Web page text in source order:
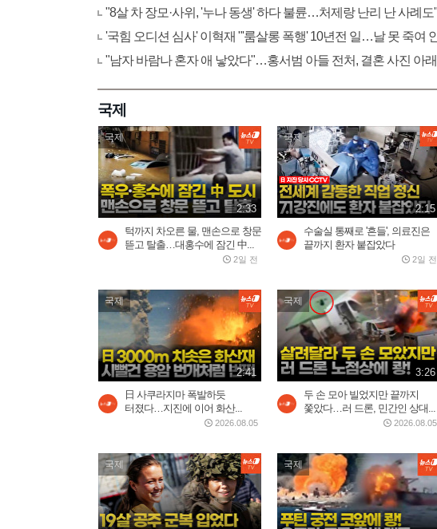
"8살 차 장모·사위, '누나 동생' 하다 불륜…처제랑 난리 난 사례도"
'국힘 오디션 심사' 이혁재 "'룸살롱 폭행' 10년전 일…날 못 죽여
"남자 바람나 혼자 애 낳았다"…홍서범 아들 전처, 결혼 사진 아
국제
국제
2:33
턱까지 차오른 물, 맨손으로 창문
뜯고 탈출…대홍수에 잠긴 中...
2일 전
국제
2:15
수술실 통째로 '흔들', 의료진은
끝까지 환자 붙잡았다
2일 전
국제
2:41
日 사쿠라지마 폭발하듯
터졌다…지진에 이어 화산...
2026.08.05
국제
3:26
두 손 모아 빌었지만 끝까지
쫓았다…러 드론, 민간인 상대...
2026.08.05
국제 국제